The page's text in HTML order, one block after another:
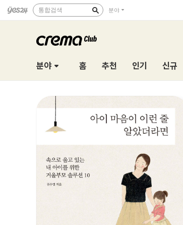
통합검색 분야
분야 홈 추천 인기 신규